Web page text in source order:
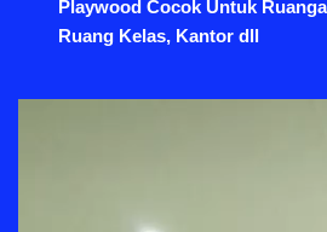
Playwood Cocok Untuk
Ruang Kelas, Kantor dll